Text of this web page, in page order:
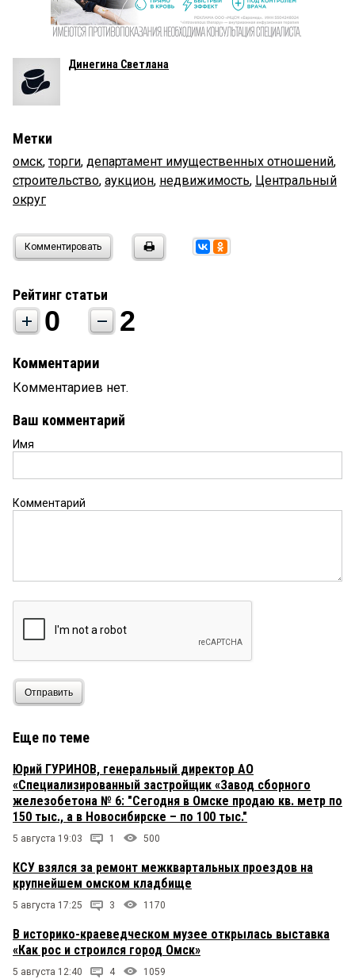
Динегина Светлана
Метки
омск,торги, департамент имущественных отношений,
строительство, аукцион, недвижимость, Центральный
округ
Комментировать
Рейтинг статьи
0 2
Комментарии
Комментариев нет.
Ваш комментарий
Имя
Комментарий
Отправить
Еще по теме
Юрий ГУРИНОВ, генеральный директор АО
«Специализированный застройщик «Завод сборного
железобетона № 6: "Сегодня в Омске продаю кв. метр по
150 тыс., а в Новосибирске – по 100 тыс."
5 августа 19:03 1 500
КСУ взялся за ремонт межквартальных проездов на
крупнейшем омском кладбище
5 августа 17:25 3 1170
В историко-краеведческом музее открылась выставка
«Как рос и строился город Омск»
5 августа 12:40 4 1059